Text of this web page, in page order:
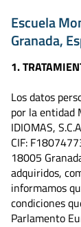
Escuela
Granada,
1.
Los datos
por la entidad
IDIOMAS,
CIF:
18005
adquiridos,
informamos
condiciones
Parlamento